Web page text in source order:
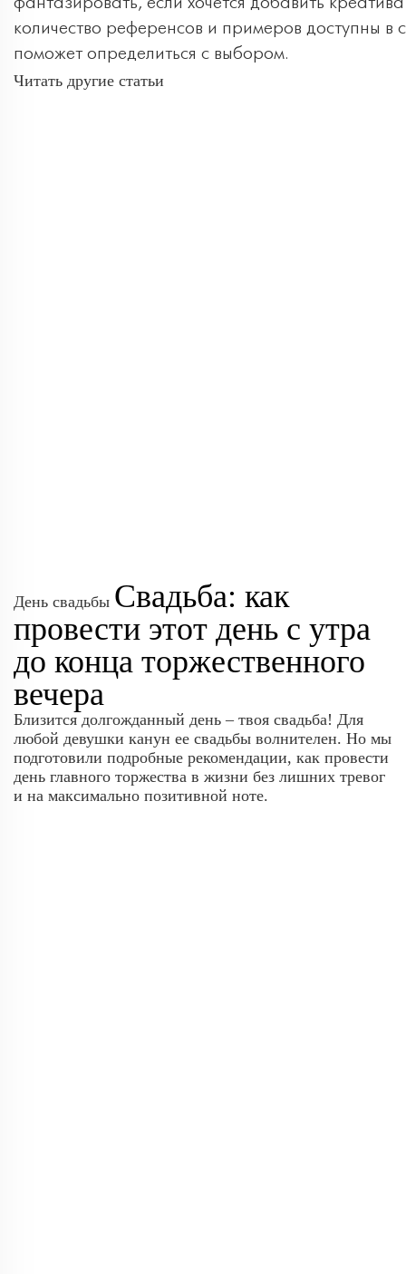
количество референсов и примеров доступны в
поможет определиться с выбором.
Читать другие статьи
День свадьбы Свадьба: как
провести этот день с утра
до конца торжественного
вечера
Близится долгожданный день – твоя свадьба! Для
любой девушки канун ее свадьбы волнителен. Но мы
подготовили подробные рекомендации, как провести
день главного торжества в жизни без лишних тревог
и на максимально позитивной ноте.